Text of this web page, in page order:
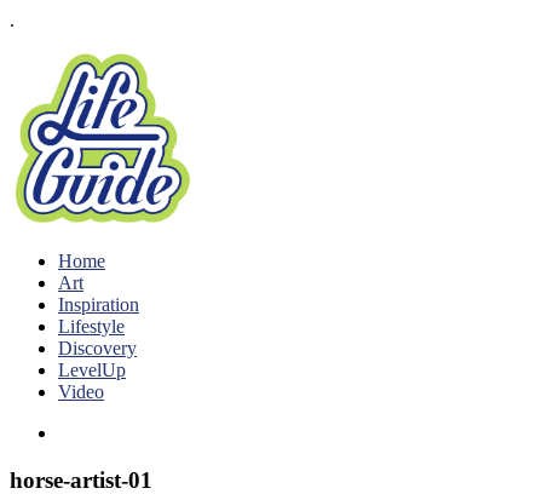
.
Home
Art
Inspiration
Lifestyle
Discovery
LevelUp
Video
horse-artist-01